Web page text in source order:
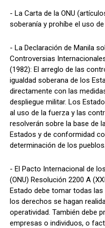
- La Carta de la ONU
soberanía y prohíbe el uso
- La Declaración de Manila
Controversias
(1982): El arreglo de las
igualdad soberana de los
directamente con las
despliegue militar. Los
al uso de la fuerza y las
resolverán sobre la base de
Estados y de conformidad
determinación de los pueblos.
- El Pacto Internacional de
(ONU) Resolución 2200 A
Estado debe tomar todas
los derechos se hagan
operatividad. También debe
empresas o individuos, o